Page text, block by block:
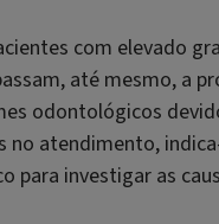
com elevado
até mesmo, a
odontológicos
no atendimento,
para investigar as